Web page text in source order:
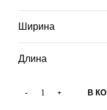
Ширина
Длина
В